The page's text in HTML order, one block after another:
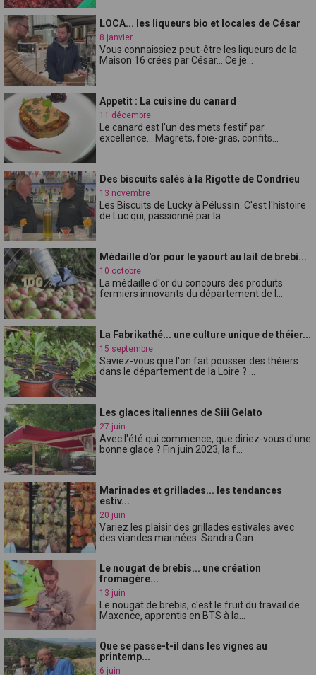
LOCA... les liqueurs bio et locales de César
8 janvier
Vous connaissiez peut-être les liqueurs de la
Maison 16 crées par César... Ce je...
Appetit : La cuisine du canard
11 décembre
Le canard est l'un des mets festif par
excellence... Magrets, foie-gras, confits...
Des biscuits salés à la Rigotte de Condrieu
13 novembre
Les Biscuits de Lucky à Pélussin. C'est l'histoire
de Luc qui, passionné par la ...
Médaille d'or pour le yaourt au lait de brebi...
10 octobre
La médaille d'or du concours des produits
fermiers innovants du département de l...
La Fabrikathé... une culture unique de théier...
15 septembre
Saviez-vous que l'on fait pousser des théiers
dans le département de la Loire ? ...
Les glaces italiennes de Siii Gelato
27 juin
Avec l'été qui commence, que diriez-vous d'une
bonne glace ? Fin juin 2023, la f...
Marinades et grillades... les tendances
estiv...
20 juin
Variez les plaisir des grillades estivales avec
des viandes marinées. Sandra Gan...
Le nougat de brebis... une création
fromagère...
13 juin
Le nougat de brebis, c'est le fruit du travail de
Maxence, apprentis en BTS à la...
Que se passe-t-il dans les vignes au
printemp...
6 juin